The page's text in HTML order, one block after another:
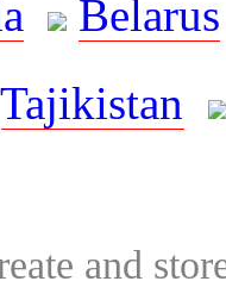
Belarus
Tajikistan
and